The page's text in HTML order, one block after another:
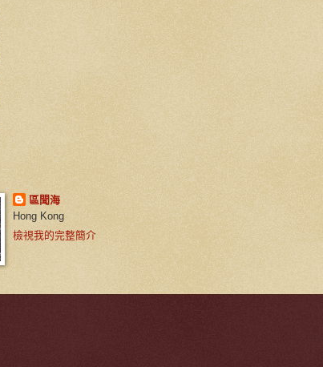
區聞海
Hong Kong
檢視我的完整簡介